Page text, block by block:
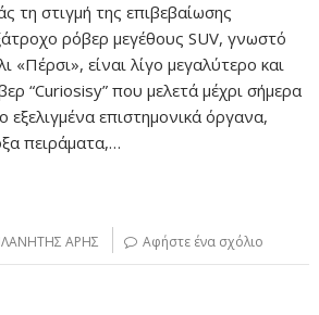
τη στιγμή της επιβεβαίωσης
ρόβερ μεγέθους SUV, γνωστό
«Πέρσι», είναι λίγο μεγαλύτερο και
“Curiosisy” που μελετά μέχρι σήμερα
εξελιγμένα επιστημονικά όργανα,
πειράματα,…
ΑΡΗΣ Αφήστε ένα σχόλιο